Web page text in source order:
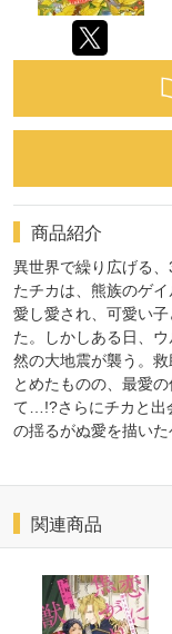
商品紹介
異世界で繰り広げる
たチカは、熊族のゲ
愛し愛され、可愛い
た。しかしある日、
然の大地震が襲う。
とめたものの、最愛
て…!?さらにチカと出
の揺るがぬ愛を描い
関連商品